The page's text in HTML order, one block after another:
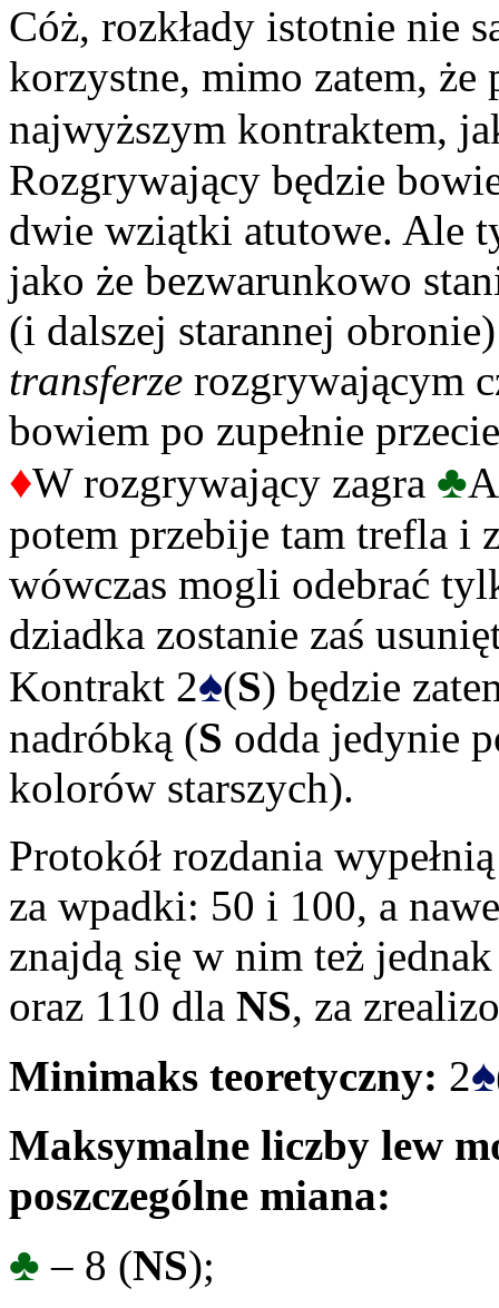
Cóż, rozkłady istotnie nie
korzystne, mimo zatem, że
najwyższym kontraktem,
Rozgrywający będzie
dwie wziątki atutowe. Ale
jako że bezwarunkowo
(i dalszej starannej
transferze rozgrywającym
bowiem po zupełnie
♦W rozgrywający zagra ♣
potem przebije tam trefla i
wówczas mogli odebrać
dziadka zostanie zaś
Kontrakt 2♠(S) będzie
nadróbką (S odda jedynie
kolorów starszych).
Protokół rozdania
za wpadki: 50 i 100, a
znajdą się w nim też
oraz 110 dla NS, za
Minimaks teoretyczny: 2♠
Maksymalne liczby lew
poszczególne miana:
♣ – 8 (NS);